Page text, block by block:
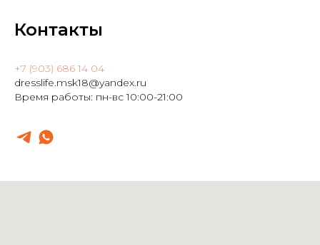
Контакты
+7 (903) 686 14 04
dresslife.msk18@yandex.ru
Время работы: пн-вс 10:00-21:00